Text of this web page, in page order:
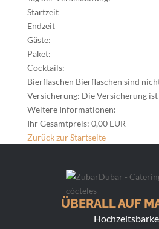
Startzeit
Endzeit
Gäste:
Paket:
Cocktails:
Bierflaschen Bierflaschen sind
Versicherung: Die Versicherung
Weitere Informationen:
Ihr Gesamtpreis: 0,00 EUR
Zurück zur Startseite
ÜBERALL AUF